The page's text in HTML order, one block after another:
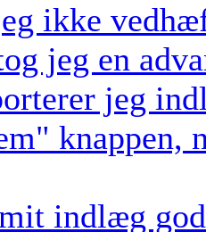
ikke
jeg en
jeg
knappen,
indlæg